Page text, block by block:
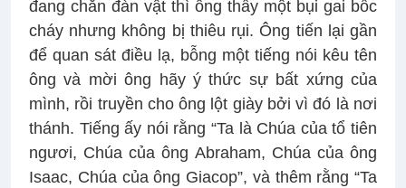
đang chăn đàn vật thì ông thấy một bụi gai bốc
cháy nhưng không bị thiêu rụi. Ông tiến lại gần
để quan sát điều lạ, bỗng một tiếng nói kêu tên
ông và mời ông hãy ý thức sự bất xứng của
mình, rồi truyền cho ông lột giày bởi vì đó là nơi
thánh. Tiếng ấy nói rằng “Ta là Chúa của tổ tiên
ngươi, Chúa của ông Abraham, Chúa của ông
Isaac, Chúa của ông Giacop”, và thêm rằng “Ta